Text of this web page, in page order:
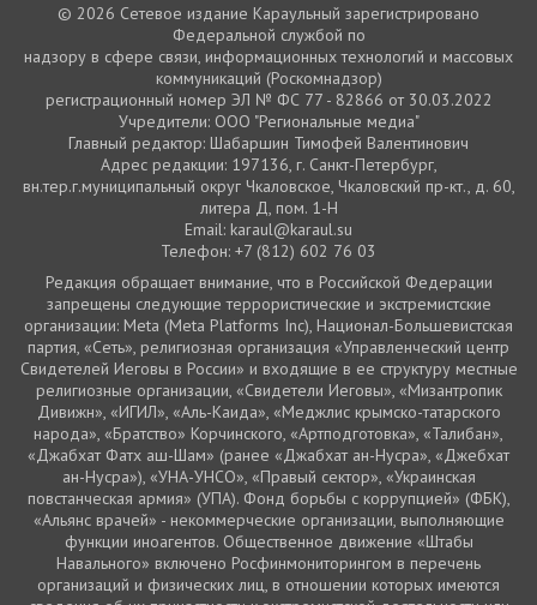
© 2026 Сетевое издание Караульный зарегистрировано
Федеральной службой по
надзору в сфере связи, информационных технологий и массовых
коммуникаций (Роскомнадзор)
регистрационный номер ЭЛ № ФС 77 - 82866 от 30.03.2022
Учредители: ООО "Региональные медиа"
Главный редактор: Шабаршин Тимофей Валентинович
Адрес редакции: 197136, г. Санкт-Петербург,
вн.тер.г.муниципальный округ Чкаловское, Чкаловский пр-кт., д. 60,
литера Д, пом. 1-Н
Email: karaul@karaul.su
Телефон: +7 (812) 602 76 03
Редакция обращает внимание, что в Российской Федерации
запрещены следующие террористические и экстремистские
организации: Meta (Meta Platforms Inc), Национал-Большевистская
партия, «Сеть», религиозная организация «Управленческий центр
Свидетелей Иеговы в России» и входящие в ее структуру местные
религиозные организации, «Свидетели Иеговы», «Мизантропик
Дивижн», «ИГИЛ», «Аль-Каида», «Меджлис крымско-татарского
народа», «Братство» Корчинского, «Артподготовка», «Талибан»,
«Джабхат Фатх аш-Шам» (ранее «Джабхат ан-Нусра», «Джебхат
ан-Нусра»), «УНА-УНСО», «Правый сектор», «Украинская
повстанческая армия» (УПА). Фонд борьбы с коррупцией» (ФБК),
«Альянс врачей» - некоммерческие организации, выполняющие
функции иноагентов. Общественное движение «Штабы
Навального» включено Росфинмониторингом в перечень
организаций и физических лиц, в отношении которых имеются